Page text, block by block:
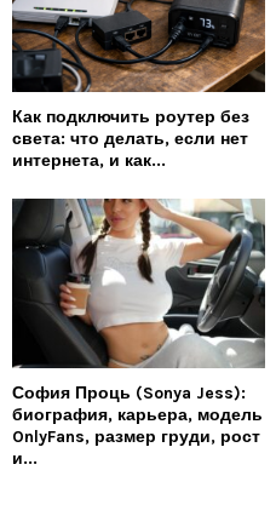
Как подключить роутер без
света: что делать, если нет
интернета, и как...
София Проць (Sonya Jess):
биография, карьера, модель
OnlyFans, размер груди, рост
и...